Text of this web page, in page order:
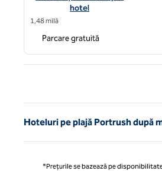
hotel
1,48 milă
Parcare gratuită
Hoteluri pe plajă Portrush după
*Prețurile se bazează pe